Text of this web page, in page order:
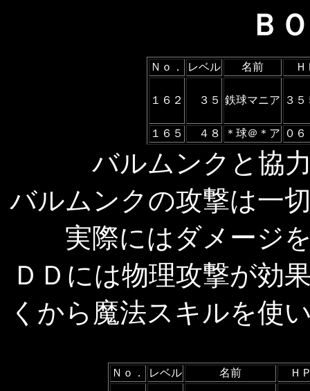
Ｂ
Ｎｏ． レベル 名前 Ｈ
１６２ ３５ 鉄球マニア ３５
１６５ ４８ ＊球＠＊ア ０６
バルムンクと協
バルムンクの攻撃は一
実際にはダメージ
ＤＤには物理攻撃が効
くから魔法スキルを使
Ｎｏ． レベル 名前 Ｈ